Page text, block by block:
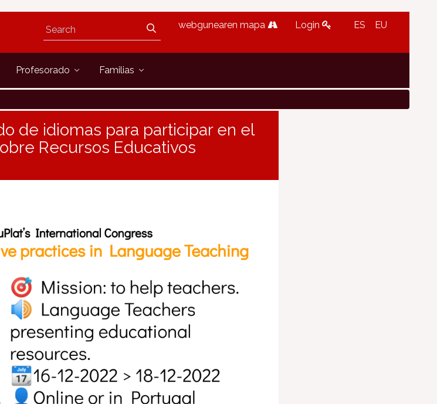
webgunearen mapa Login ES EU
Profesorado Familias
de idiomas para participar en el
Recursos Educativos